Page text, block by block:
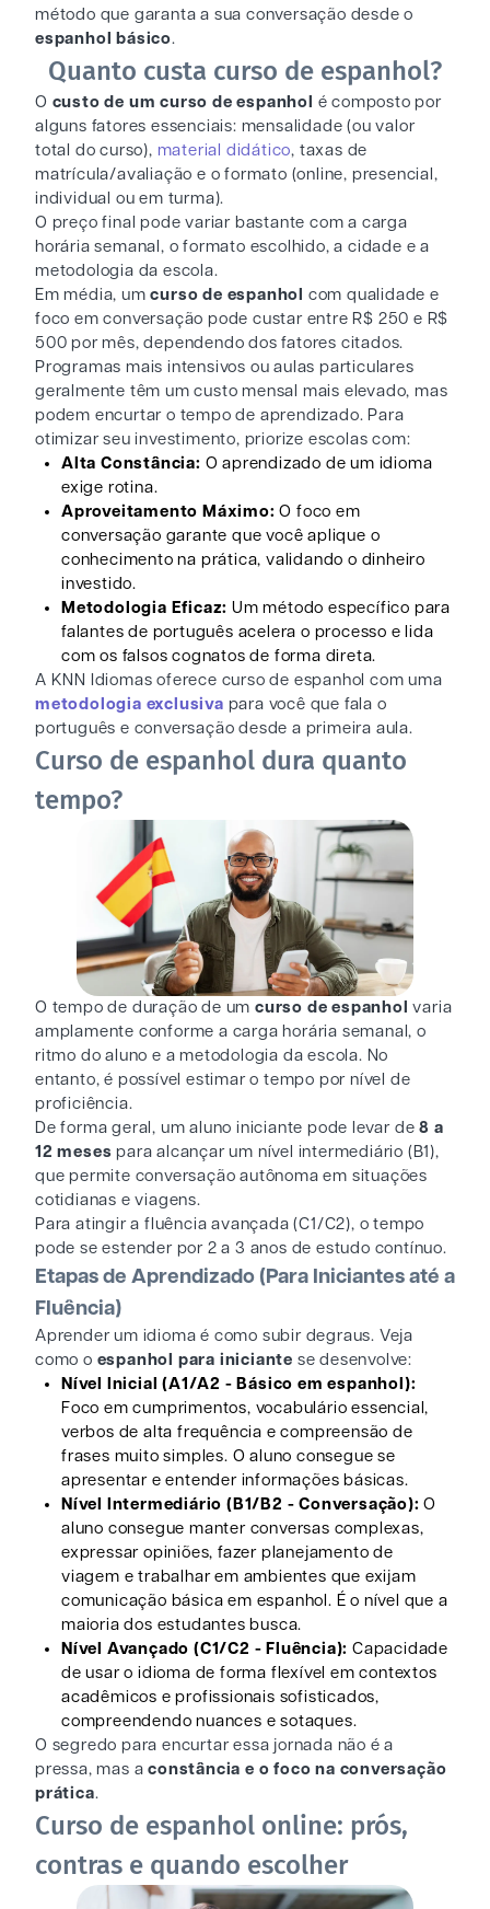
método que garanta a sua conversação desde o
espanhol básico.
Quanto custa curso de espanhol?
O custo de um curso de espanhol
é composto por
alguns fatores essenciais: mensalidade (ou valor
total do curso), material didático, taxas de
matrícula/avaliação e o formato (online, presencial,
individual ou em turma).
O preço final pode variar bastante com a carga
horária semanal, o formato escolhido, a cidade e a
metodologia da escola.
Em média, umcurso de espanhol
com qualidade e
foco em conversação pode custar entre R$ 250 e R$
500 por mês, dependendo dos fatores citados.
Programas mais intensivos ou aulas particulares
geralmente têm um custo mensal mais elevado, mas
podem encurtar o tempo de aprendizado. Para
otimizar seu investimento, priorize escolas com:
Alta Constância: O aprendizado de um idioma
exige rotina.
Aproveitamento Máximo: O foco em
conversação garante que você aplique o
conhecimento na prática, validando o dinheiro
investido.
Metodologia Eficaz: Um método específico para
falantes de português acelera o processo e lida
com os falsos cognatos de forma direta.
A KNN Idiomas oferece curso de espanhol com uma
metodologia exclusiva para você que fala o
português e conversação desde a primeira aula.
Curso de espanhol dura quanto
tempo?
O tempo de duração de um curso de espanhol varia
amplamente conforme a carga horária semanal, o
ritmo do aluno e a metodologia da escola. No
entanto, é possível estimar o tempo por nível de
proficiência.
De forma geral, um aluno iniciante pode levar de8 a
12 meses para alcançar um nível intermediário (B1),
que permite conversação autônoma em situações
cotidianas e viagens.
Para atingir a fluência avançada (C1/C2), o tempo
pode se estender por 2 a 3 anos de estudo contínuo.
Etapas de Aprendizado (Para Iniciantes até a
Fluência)
Aprender um idioma é como subir degraus. Veja
como o espanhol para iniciante se desenvolve:
Nível Inicial (A1/A2 - Básico em espanhol):
Foco em cumprimentos, vocabulário essencial,
verbos de alta frequência e compreensão de
frases muito simples. O aluno consegue se
apresentar e entender informações básicas.
Nível Intermediário (B1/B2 - Conversação): O
aluno consegue manter conversas complexas,
expressar opiniões, fazer planejamento de
viagem e trabalhar em ambientes que exijam
comunicação básica em espanhol. É o nível que a
maioria dos estudantes busca.
Nível Avançado (C1/C2 - Fluência): Capacidade
de usar o idioma de forma flexível em contextos
acadêmicos e profissionais sofisticados,
compreendendo nuances e sotaques.
O segredo para encurtar essa jornada não é a
pressa, mas aconstância e o foco na conversação
prática.
Curso de espanhol online: prós,
contras e quando escolher